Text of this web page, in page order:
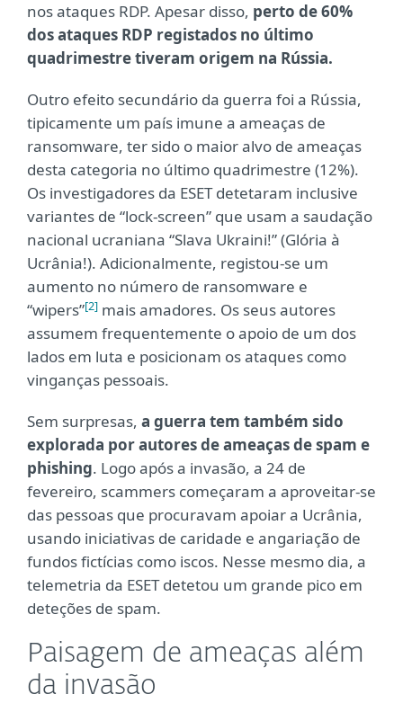
nos ataques RDP. Apesar disso, perto de 60%
dos ataques RDP registados no último
quadrimestre tiveram origem na Rússia.
Outro efeito secundário da guerra foi a Rússia,
tipicamente um país imune a ameaças de
ransomware, ter sido o maior alvo de ameaças
desta categoria no último quadrimestre (12%).
Os investigadores da ESET detetaram inclusive
variantes de “lock-screen” que usam a saudação
nacional ucraniana “Slava Ukraini!” (Glória à
Ucrânia!). Adicionalmente, registou-se um
aumento no número de ransomware e
“wipers”[2] mais amadores. Os seus autores
assumem frequentemente o apoio de um dos
lados em luta e posicionam os ataques como
vinganças pessoais.
Sem surpresas, a guerra tem também sido
explorada por autores de ameaças de spam e
phishing. Logo após a invasão, a 24 de
fevereiro, scammers começaram a aproveitar-se
das pessoas que procuravam apoiar a Ucrânia,
usando iniciativas de caridade e angariação de
fundos fictícias como iscos. Nesse mesmo dia, a
telemetria da ESET detetou um grande pico em
deteções de spam.
Paisagem de ameaças além
da invasão